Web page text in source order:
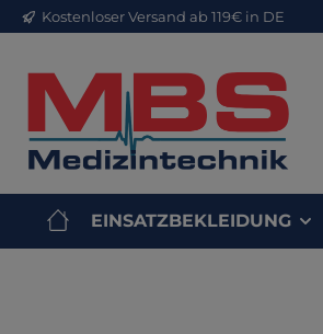
Hauptinhalt springen
Zur Suche springen
Zur Hauptnavigation springen
Kostenloser Versand ab 119€ in DE
EINSATZBEKLEIDUNG